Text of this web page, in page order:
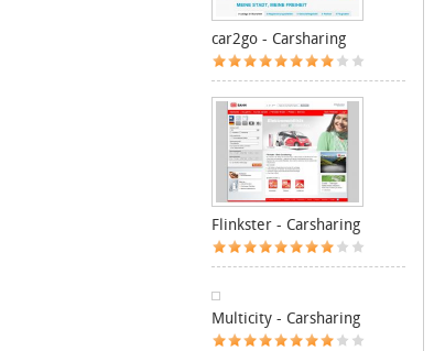
car2go - Carsharing
Flinkster - Carsharing
Multicity - Carsharing